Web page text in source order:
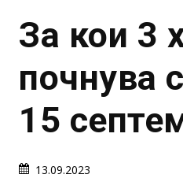
За кои 3
почнува
15
13.09.2023